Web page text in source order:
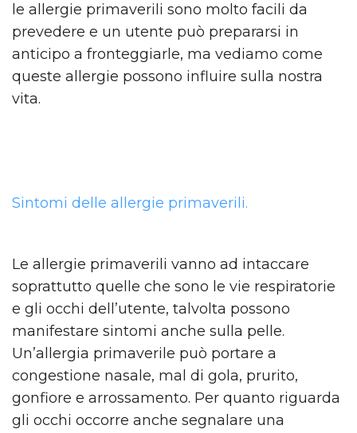
le allergie primaverili sono molto facili da
prevedere e un utente può prepararsi in
anticipo a fronteggiarle, ma vediamo come
queste allergie possono influire sulla nostra
vita.
Sintomi delle allergie primaverili.
Le allergie primaverili vanno ad intaccare
soprattutto quelle che sono le vie respiratorie
e gli occhi dell’utente, talvolta possono
manifestare sintomi anche sulla pelle.
Un’allergia primaverile può portare a
congestione nasale, mal di gola, prurito,
gonfiore e arrossamento. Per quanto riguarda
gli occhi occorre anche segnalare una